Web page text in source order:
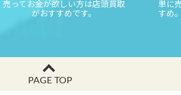
売ってお金が欲しい方は店頭買取
がおすすめです。
単に
すめ
PAGE TOP